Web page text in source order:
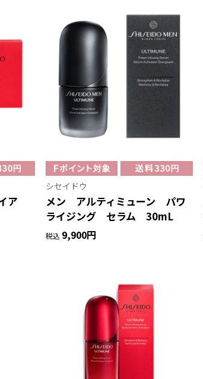
ア
シセイドウ
メン アルティミューン パワ
ライジング セラム 30mL
税込 9,900円